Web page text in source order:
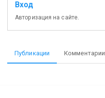
Вход
Авторизация на сайте.
Публикации Комментарии